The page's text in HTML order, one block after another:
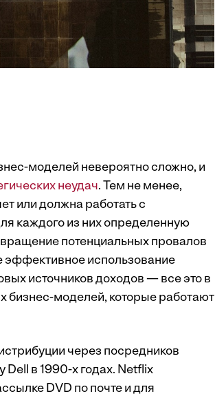
моделей невероятно сложно, и
неудач. Тем не менее,
или должна работать с
каждого из них определенную
потенциальных провалов
эффективное использование
источников доходов — все это в
бизнес-моделей, которые работают
через посредников
в 1990-х годах. Netflix
DVD по почте и для